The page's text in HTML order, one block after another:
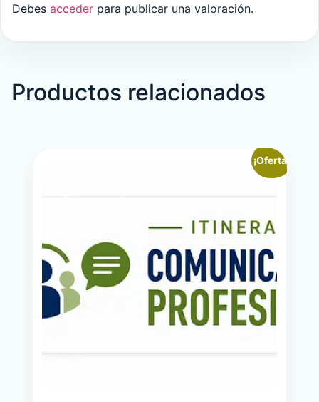
Debes acceder para publicar una valoración.
Productos relacionados
¡Oferta!